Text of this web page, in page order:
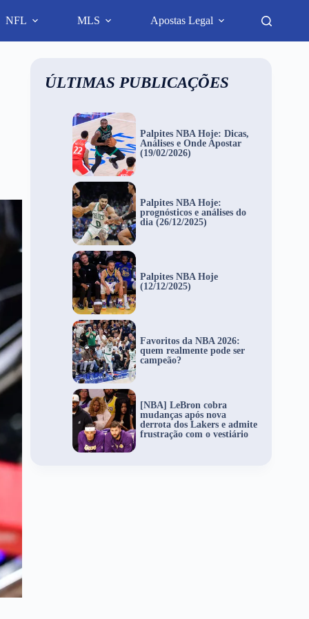
NFL MLS Apostas Legal
ÚLTIMAS PUBLICAÇÕES
Palpites NBA Hoje: Dicas,
Análises e Onde Apostar
(19/02/2026)
Palpites NBA Hoje:
prognósticos e análises do
dia (26/12/2025)
Palpites NBA Hoje
(12/12/2025)
Favoritos da NBA 2026:
quem realmente pode ser
campeão?
[NBA] LeBron cobra
mudanças após nova
derrota dos Lakers e admite
frustração com o vestiário